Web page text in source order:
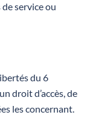
service ou
du 6
droit d’accès, de
les concernant.